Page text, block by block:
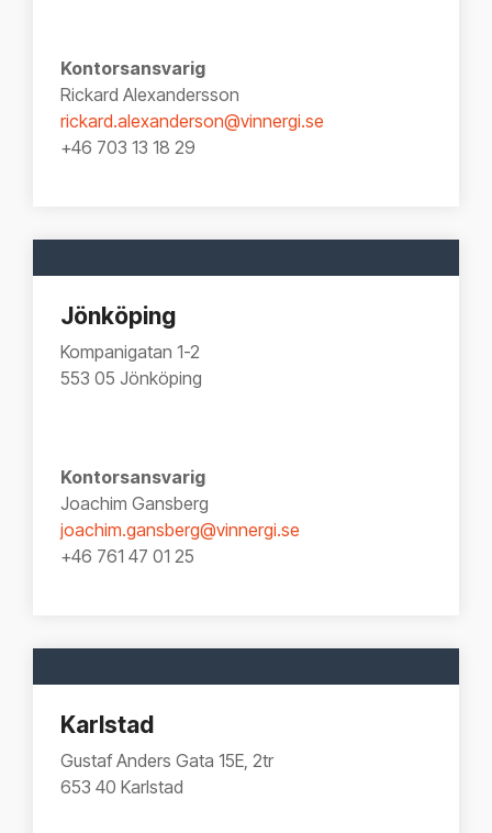
Kontorsansvarig
Rickard Alexandersson
rickard.alexanderson@vinnergi.se
+46 703 13 18 29
Jönköping
Kompanigatan 1-2
553 05 Jönköping
Kontorsansvarig
Joachim Gansberg
joachim.gansberg@vinnergi.se
+46 761 47 01 25
Karlstad
Gustaf Anders Gata 15E, 2tr
653 40 Karlstad